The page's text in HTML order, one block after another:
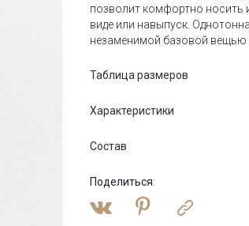
позволит комфортно носить
виде или навыпуск.
незаменимой базовой вещью
Таблица размеров
Характеристики
Состав
Поделиться: